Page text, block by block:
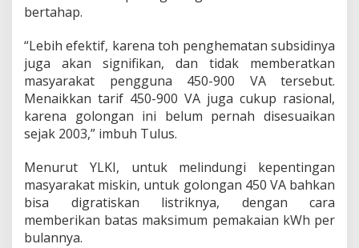
bertahap.
“Lebih efektif, karena toh penghematan subsidinya
juga akan signifikan, dan tidak memberatkan
masyarakat pengguna 450-900 VA tersebut.
Menaikkan tarif 450-900 VA juga cukup rasional,
karena golongan ini belum pernah disesuaikan
sejak 2003,” imbuh Tulus.
Menurut YLKI, untuk melindungi kepentingan
masyarakat miskin, untuk golongan 450 VA bahkan
bisa digratiskan listriknya, dengan cara
memberikan batas maksimum pemakaian kWh per
bulannya.